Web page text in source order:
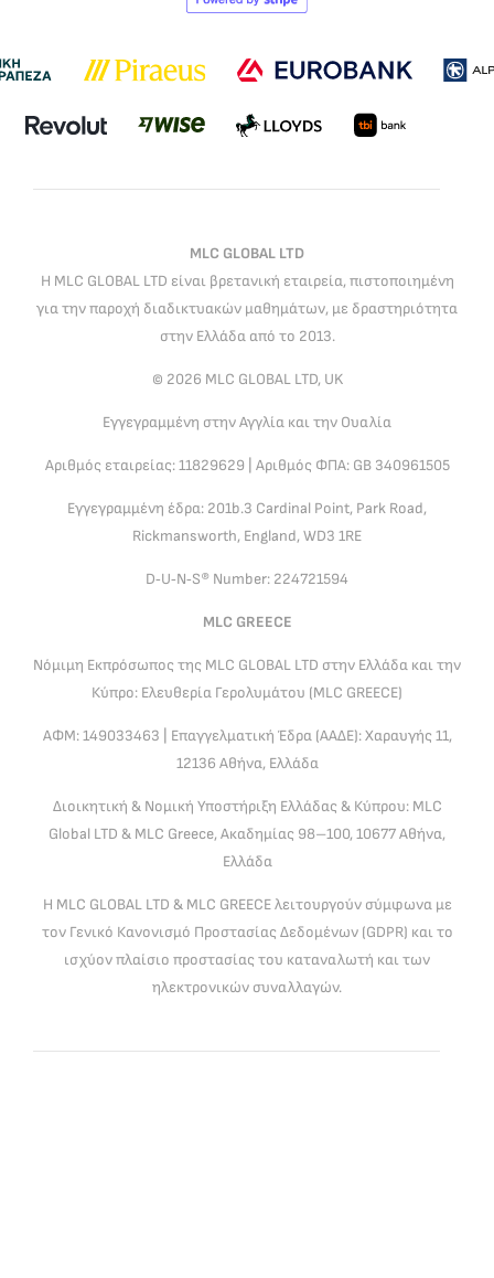
MLC GLOBAL LTD
Η MLC GLOBAL LTD είναι βρετανική εταιρεία, πιστοποιημένη
για την παροχή διαδικτυακών μαθημάτων, με δραστηριότητα
στην Ελλάδα από το 2013.
© 2026 MLC GLOBAL LTD, UK
Εγγεγραμμένη στην Αγγλία και την Ουαλία
Αριθμός εταιρείας: 11829629 | Αριθμός ΦΠΑ: GB 340961505
Εγγεγραμμένη έδρα: 201b.3 Cardinal Point, Park Road,
Rickmansworth, England, WD3 1RE
D‑U‑N‑S® Number: 224721594
MLC GREECE
Νόμιμη Εκπρόσωπος της MLC GLOBAL LTD στην Ελλάδα και την
Κύπρο: Ελευθερία Γερολυμάτου (MLC GREECE)
ΑΦΜ: 149033463 | Επαγγελματική Έδρα (ΑΑΔΕ): Χαραυγής 11,
12136 Αθήνα, Ελλάδα
Διοικητική & Νομική Υποστήριξη Ελλάδας & Κύπρου: MLC
Global LTD & MLC Greece, Ακαδημίας 98–100, 10677 Αθήνα,
Ελλάδα
Η MLC GLOBAL LTD & MLC GREECE λειτουργούν σύμφωνα με
τον Γενικό Κανονισμό Προστασίας Δεδομένων (GDPR) και το
ισχύον πλαίσιο προστασίας του καταναλωτή και των
ηλεκτρονικών συναλλαγών.